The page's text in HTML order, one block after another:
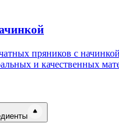
пряников с
и качественных